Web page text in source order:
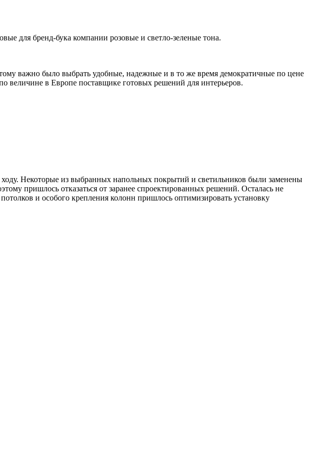
для бренд-бука компании розовые и светло-зеленые тона.
важно было выбрать удобные, надежные и в то же время демократичные по цене
величине в Европе поставщике готовых решений для интерьеров.
Некоторые из выбранных напольных покрытий и светильников были заменены
пришлось отказаться от заранее спроектированных решений. Осталась не
и особого крепления колонн пришлось оптимизировать установку